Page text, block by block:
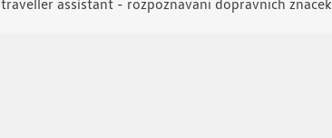
traveller assistant - rozpoznávání dopravních značek